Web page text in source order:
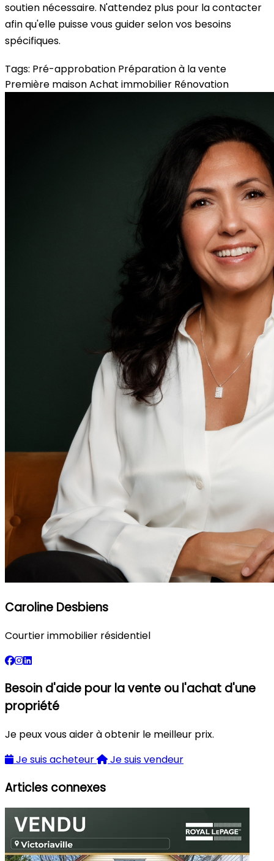
soutien nécessaire. N'attendez plus pour la contacter
afin qu'elle puisse vous guider selon vos besoins
spécifiques.
Tags: Pré-approbation Préparation à la vente
Première maisonAchat immobilier Rénovation
Caroline Desbiens
Courtier immobilier résidentiel
Besoin d'aide pour la vente ou l'achat d'une
propriété
Je peux vous aider à obtenir le meilleur prix.
Je suis acheteur
Je suis vendeur
Articles connexes